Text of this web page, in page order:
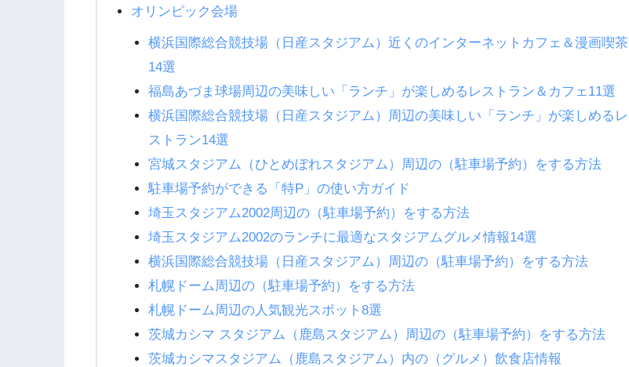
オリンピック会場
横浜国際総合競技場（日産スタジアム）近くのインターネットカフェ＆漫画喫茶
14選
福島あづま球場周辺の美味しい「ランチ」が楽しめるレストラン＆カフェ11選
横浜国際総合競技場（日産スタジアム）周辺の美味しい「ランチ」が楽しめるレ
ストラン14選
宮城スタジアム（ひとめぼれスタジアム）周辺の（駐車場予約）をする方法
駐車場予約ができる「特P」の使い方ガイド
埼玉スタジアム2002周辺の（駐車場予約）をする方法
埼玉スタジアム2002のランチに最適なスタジアムグルメ情報14選
横浜国際総合競技場（日産スタジアム）周辺の（駐車場予約）をする方法
札幌ドーム周辺の（駐車場予約）をする方法
札幌ドーム周辺の人気観光スポット8選
茨城カシマ スタジアム（鹿島スタジアム）周辺の（駐車場予約）をする方法
茨城カシマスタジアム（鹿島スタジアム）内の（グルメ）飲食店情報